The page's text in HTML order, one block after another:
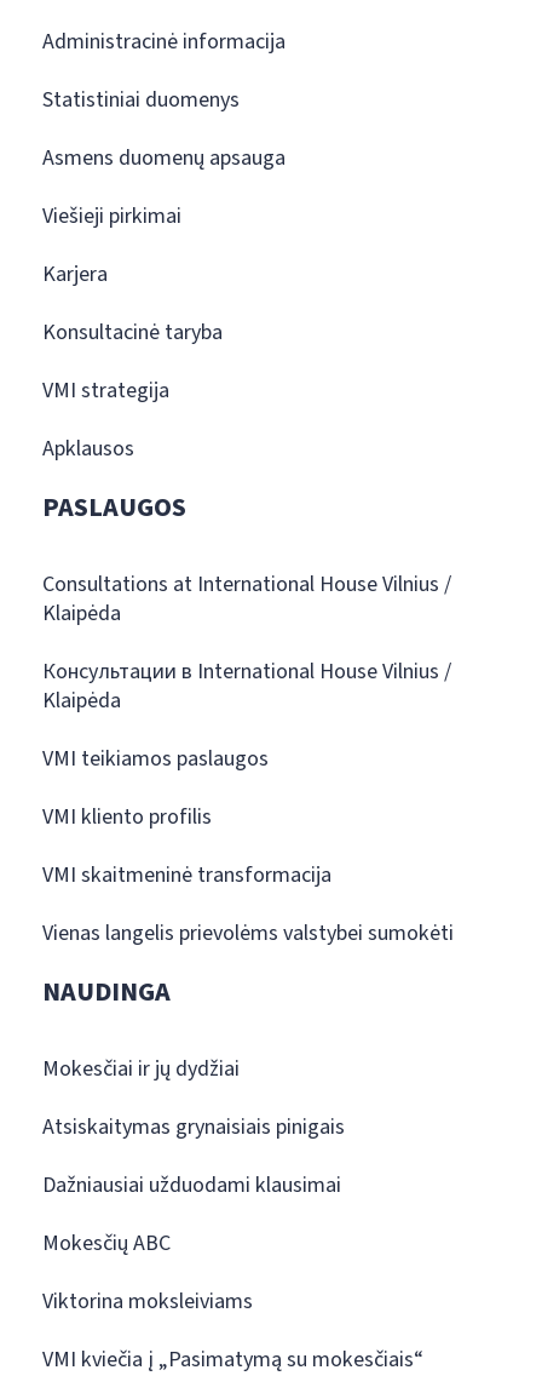
Administracinė informacija
Statistiniai duomenys
Asmens duomenų apsauga
Viešieji pirkimai
Karjera
Konsultacinė taryba
VMI strategija
Apklausos
PASLAUGOS
Consultations at International House Vilnius /
Klaipėda
Консультации в International House Vilnius /
Klaipėda
VMI teikiamos paslaugos
VMI kliento profilis
VMI skaitmeninė transformacija
Vienas langelis prievolėms valstybei sumokėti
NAUDINGA
Mokesčiai ir jų dydžiai
Atsiskaitymas grynaisiais pinigais
Dažniausiai užduodami klausimai
Mokesčių ABC
Viktorina moksleiviams
VMI kviečia į „Pasimatymą su mokesčiais“